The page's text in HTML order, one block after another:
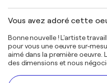
Vous avez adoré cette
Bonne nouvelle ! L'artiste
pour vous une oeuvre sur-
aimé dans la première oeuvre.
des dimensions et nous